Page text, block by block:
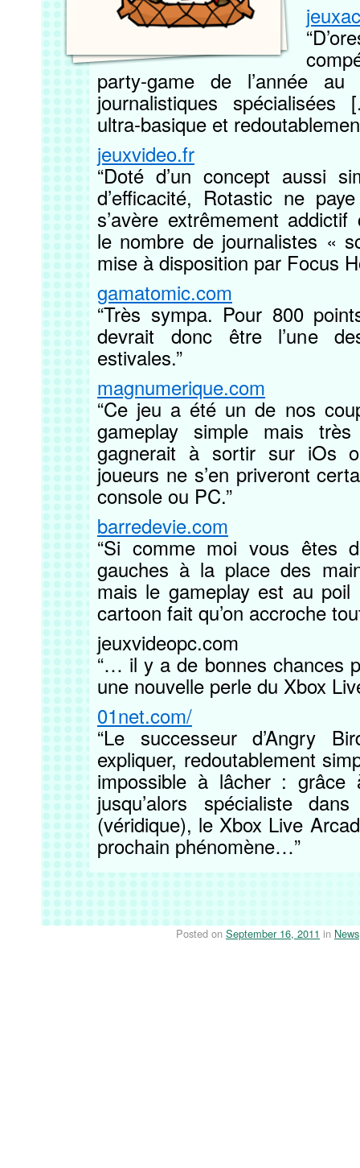
party-game de l’année
journalistiques
ultra-basique et
jeuxvideo.fr
“Doté d’un concept aussi
d’efficacité, Rotastic ne
s’avère extrêmement
le nombre de journalistes «
mise à disposition par Focus
gamatomic.com
“Très sympa. Pour 800
devrait donc être l’une
estivales.”
magnumerique.com
“Ce jeu a été un de nos
gameplay simple mais
gagnerait à sortir sur iOs
joueurs ne s’en priveront
console ou PC.”
barredevie.com
“Si comme moi vous êtes
gauches à la place des
mais le gameplay est au
cartoon fait qu’on accroche
jeuxvideopc.com
“… il y a de bonnes chances
une nouvelle perle du Xbox
01net.com/
“Le successeur d’Angry
expliquer, redoutablement
impossible à lâcher : grâce
jusqu’alors spécialiste
(véridique), le Xbox Live
prochain phénomène…”
Posted on September 16, 2011 in News